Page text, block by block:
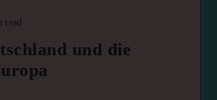
read
und die